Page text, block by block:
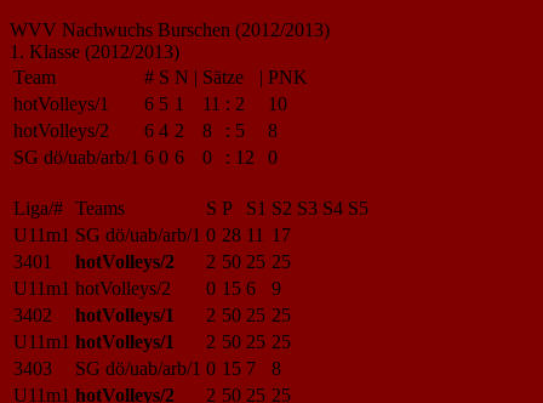
WVV Nachwuchs Burschen (2012/2013)
1. Klasse (2012/2013)
Team
# S N | Sätze | PNK
hotVolleys/1
6 5 1 11 : 2
10
hotVolleys/2
6 4 2 8 : 5
8
SG dö/uab/arb/1 6 0 6 0 : 12 0
Liga/# Teams S P S1 S2 S3 S4 S5
U11m1 SG dö/uab/arb/1 0 28 11 17
3401
hotVolleys/2 2 50 25 25
U11m1 hotVolleys/2 0 15 6
9
3402
hotVolleys/1 2 50 25 25
U11m1 hotVolleys/1 2 50 25 25
3403
SG dö/uab/arb/1 0 15 7
8
U11m1 hotVolleys/2 2 50 25 25